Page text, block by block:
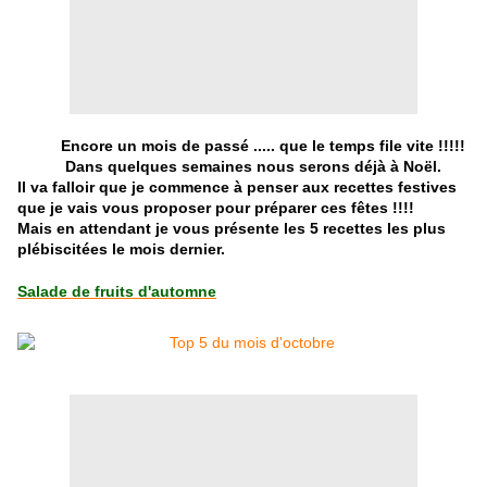
Encore un mois de passé ..... que le temps file vite !!!!!
Dans quelques semaines nous serons déjà à Noël.
Il va falloir que je commence à penser aux recettes festives
que je vais vous proposer pour préparer ces fêtes !!!!
Mais en attendant je vous présente les 5 recettes les plus
plébiscitées le mois dernier.
Salade de fruits d'automne